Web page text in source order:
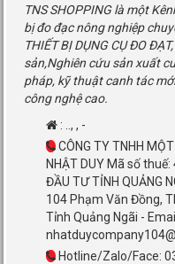
TNS SHOPPING là một
bị đo đạc nông nghiệp
THIẾT BỊ DỤNG CỤ ĐO
sản,Nghiên cứu sản xuất
pháp, kỹ thuật canh tác
công nghệ cao.
:
, , -
CÔNG TY TNHH
NHẬT DUY Mã số
ĐẦU TƯ TỈNH QUẢNG
104 Phạm Văn Đồng,
Tỉnh Quảng Ngãi -
Hotline/Zalo/Face: